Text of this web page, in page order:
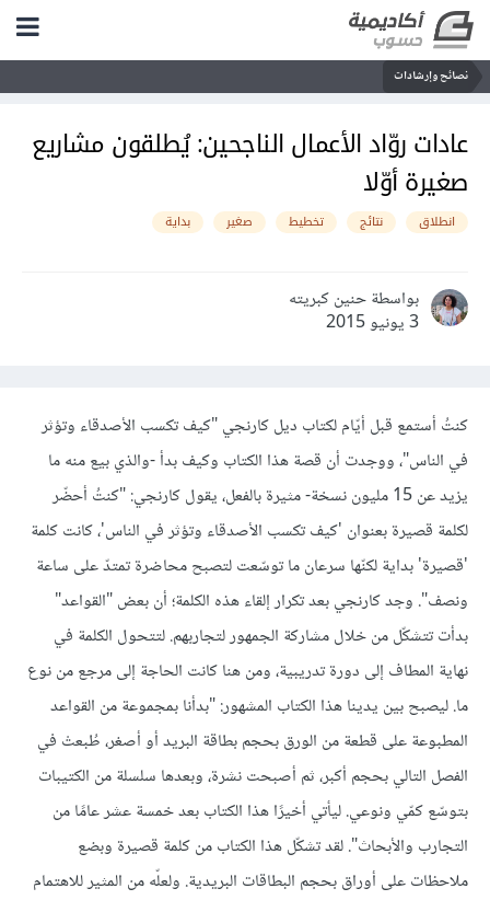
نصائح وإرشادات
عادات روّاد الأعمال الناجحين: يُطلقون مشاريع
صغيرة أوّلا
انطلاق نتائج تخطيط صغير بداية
بواسطة حنين كبريته
3 يونيو 2015
كنتُ أستمع قبل أيّام لكتاب ديل كارنجي "كيف تكسب الأصدقاء وتؤثر
في الناس"، ووجدت أن قصة هذا الكتاب وكيف بدأ -والذي بيع منه ما
يزيد عن 15 مليون نسخة- مثيرة بالفعل، يقول كارنجي: "كنتُ أحضّر
لكلمة قصيرة بعنوان 'كيف تكسب الأصدقاء وتؤثر في الناس'، كانت كلمة
'قصيرة' بداية لكنّها سرعان ما توسّعت لتصبح محاضرة تمتدّ على ساعة
ونصف". وجد كارنجي بعد تكرار إلقاء هذه الكلمة؛ أن بعض "القواعد"
بدأت تتشكّل من خلال مشاركة الجمهور لتجاربهم. لتتحول الكلمة في
نهاية المطاف إلى دورة تدريبية، ومن هنا كانت الحاجة إلى مرجع من نوع
ما. ليصبح بين يدينا هذا الكتاب المشهور: "بدأنا بمجموعة من القواعد
المطبوعة على قطعة من الورق بحجم بطاقة البريد أو أصغر، طُبعتْ في
الفصل التالي بحجم أكبر، ثم أصبحت نشرة، وبعدها سلسلة من الكتيبات
بتوسّع كمّي ونوعي. ليأتي أخيرًا هذا الكتاب بعد خمسة عشر عامًا من
التجارب والأبحاث". لقد تشكّل هذا الكتاب من كلمة قصيرة وبضع
ملاحظات على أوراق بحجم البطاقات البريدية. ولعلّه من المثير للاهتمام